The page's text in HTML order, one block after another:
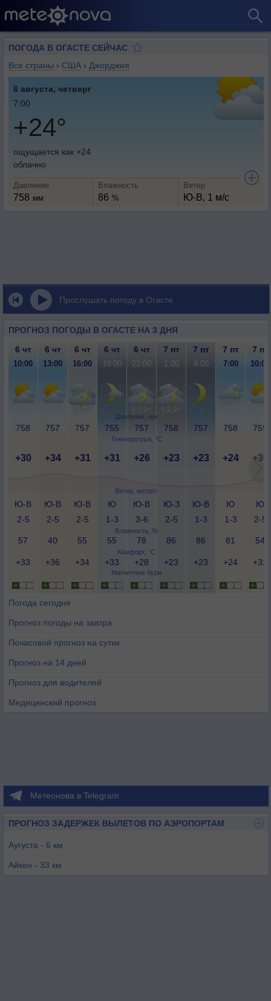
ПОГОДА В ОГАСТЕ СЕЙЧАС
Все страны › США › Джорджия
6 августа, четверг
7:00
+24°
ощущается как +24
облачно
Давление
758 мм
Влажность
86 %
Ветер
Ю-В, 1 м/с
Прослушать погоду в Огасте
ПРОГНОЗ ПОГОДЫ В ОГАСТЕ НА 3 ДНЯ
Давление, мм
Температура, °C
Ветер, метр/с
Влажность, %
Комфорт, °C
Магнитные бури
6 чт 6 чт 6 чт 6 чт 6 чт 7 пт 7 пт 7 пт 7 пт
10:00 13:00 16:00 19:00 22:00 1:00 4:00 7:00 10:00
758 757 757 755 757 758 757 758 759
+30 +34 +31 +31 +26 +23 +23 +24 +30
Ю-В
2-5
Ю-В
2-5
Ю-В
2-5
Ю
1-3
Ю-В
3-6
Ю-З
2-5
Ю-В
1-3
Ю
1-3
Ю
2-5
57 40 55 55 78 86 86 81 54
+33 +36 +34 +33 +28 +23 +23 +24 +32
Погода сегодня
Прогноз погоды на завтра
Почасовой прогноз на сутки
Прогноз на 14 дней
Прогноз для водителей
Медицинский прогноз
Метеонова в Telegram
ПРОГНОЗ ЗАДЕРЖЕК ВЫЛЕТОВ ПО АЭРОПОРТАМ
Аугуста - 6 км
Айкен - 33 км